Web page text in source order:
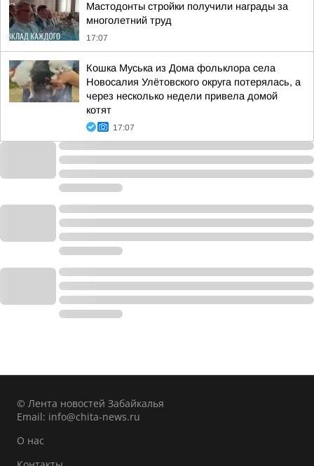
Мастодонты стройки получили награды за
многолетний труд
17:07
Кошка Муська из Дома фольклора села
Новосалия Улётовского округа потерялась, а
через несколько недели привела домой
котят
17:07
© Лента новостей Забайкалья
Email: info@chita-news.ru
О нас